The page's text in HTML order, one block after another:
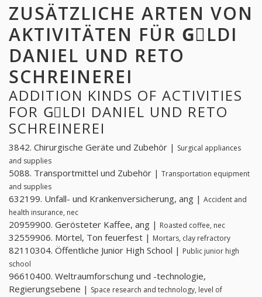
ZUSÄTZLICHE ARTEN VON
AKTIVITÄTEN FÜR GِLDI
DANIEL UND RETO
SCHREINEREI
ADDITION KINDS OF ACTIVITIES
FOR GِLDI DANIEL UND RETO
SCHREINEREI
3842. Chirurgische Geräte und Zubehör | Surgical appliances
and supplies
5088. Transportmittel und Zubehör | Transportation equipment
and supplies
632199. Unfall- und Krankenversicherung, ang | Accident and
health insurance, nec
20959900. Gerösteter Kaffee, ang | Roasted coffee, nec
32559906. Mörtel, Ton feuerfest | Mortars, clay refractory
82110304. Öffentliche Junior High School | Public junior high
school
96610400. Weltraumforschung und -technologie,
Regierungsebene | Space research and technology, level of